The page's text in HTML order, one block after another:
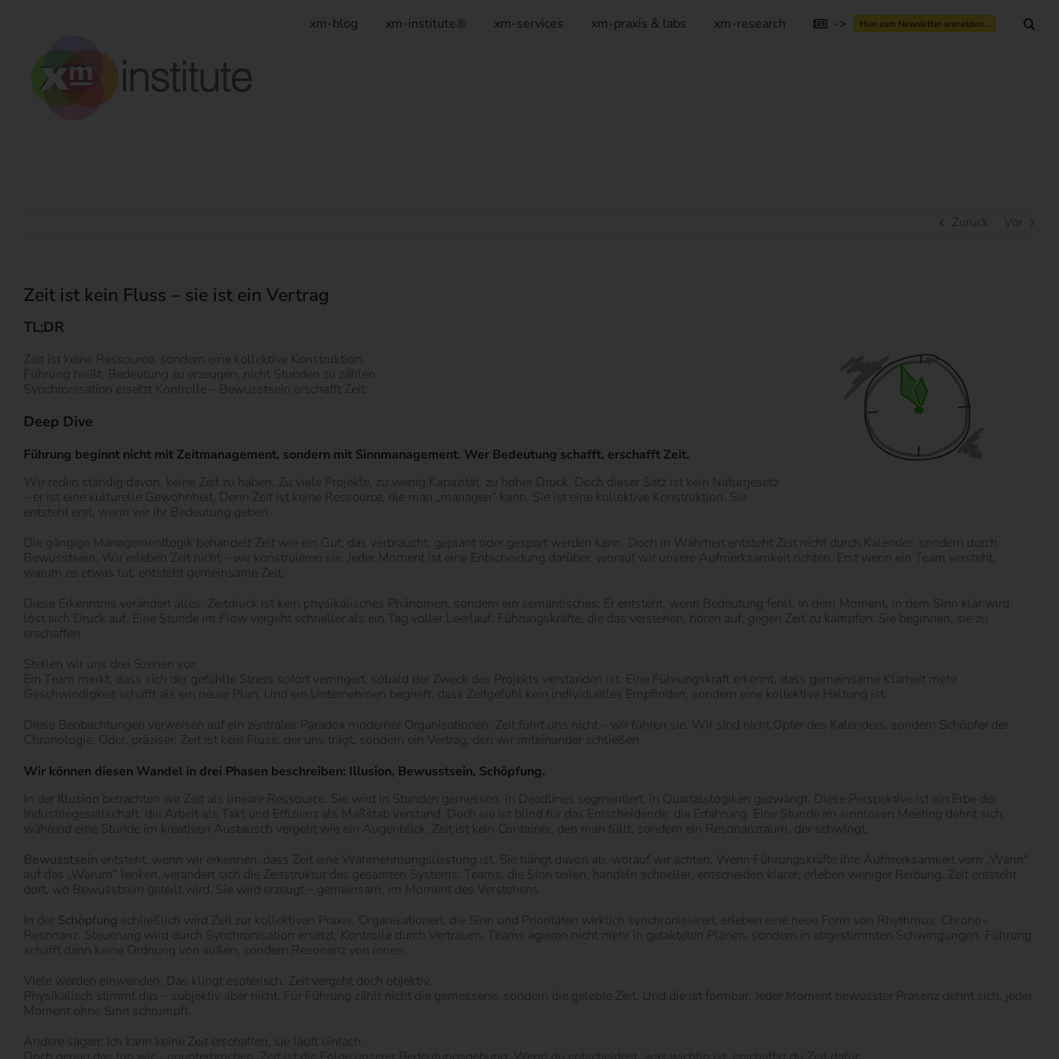
xm-blog xm-institute® xm-services xm-praxis & labs xm-research -> Hier zum Newsletter anmelden...
Zurück Vor
Zeit ist kein Fluss – sie ist ein Vertrag
TL;DR
Zeit ist keine Ressource, sondern eine kollektive Konstruktion.
Führung heißt, Bedeutung zu erzeugen, nicht Stunden zu zählen.
Synchronisation ersetzt Kontrolle – Bewusstsein erschafft Zeit.
Deep Dive
Führung beginnt nicht mit Zeitmanagement, sondern mit Sinnmanagement. Wer Bedeutung schafft, erschafft Zeit.
Wir reden ständig davon, keine Zeit zu haben. Zu viele Projekte, zu wenig Kapazität, zu hoher Druck. Doch dieser Satz ist kein Naturgesetz
– er ist eine kulturelle Gewohnheit. Denn Zeit ist keine Ressource, die man „managen“ kann. Sie ist eine kollektive Konstruktion. Sie
entsteht erst, wenn wir ihr Bedeutung geben.
Die gängige Managementlogik behandelt Zeit wie ein Gut, das verbraucht, geplant oder gespart werden kann. Doch in Wahrheit entsteht Zeit nicht durch Kalender, sondern durch
Bewusstsein. Wir erleben Zeit nicht – wir konstruieren sie. Jeder Moment ist eine Entscheidung darüber, worauf wir unsere Aufmerksamkeit richten. Erst wenn ein Team versteht,
warum es etwas tut, entsteht gemeinsame Zeit.
Diese Erkenntnis verändert alles. Zeitdruck ist kein physikalisches Phänomen, sondern ein semantisches: Er entsteht, wenn Bedeutung fehlt. In dem Moment, in dem Sinn klar wird,
löst sich Druck auf. Eine Stunde im Flow vergeht schneller als ein Tag voller Leerlauf. Führungskräfte, die das verstehen, hören auf, gegen Zeit zu kämpfen. Sie beginnen, sie zu
erschaffen.
Stellen wir uns drei Szenen vor:
Ein Team merkt, dass sich der gefühlte Stress sofort verringert, sobald der Zweck des Projekts verstanden ist. Eine Führungskraft erkennt, dass gemeinsame Klarheit mehr
Geschwindigkeit schafft als ein neuer Plan. Und ein Unternehmen begreift, dass Zeitgefühl kein individuelles Empfinden, sondern eine kollektive Haltung ist.
Diese Beobachtungen verweisen auf ein zentrales Paradox moderner Organisationen: Zeit führt uns nicht – wir führen sie. Wir sind nicht Opfer des Kalenders, sondern Schöpfer der
Chronologie. Oder, präziser: Zeit ist kein Fluss, der uns trägt, sondern ein Vertrag, den wir miteinander schließen.
Wir können diesen Wandel in drei Phasen beschreiben: Illusion, Bewusstsein, Schöpfung.
In der Illusion betrachten wir Zeit als lineare Ressource. Sie wird in Stunden gemessen, in Deadlines segmentiert, in Quartalslogiken gezwängt. Diese Perspektive ist ein Erbe der
Industriegesellschaft, die Arbeit als Takt und Effizienz als Maßstab verstand. Doch sie ist blind für das Entscheidende: die Erfahrung. Eine Stunde im sinnlosen Meeting dehnt sich,
während eine Stunde im kreativen Austausch vergeht wie ein Augenblick. Zeit ist kein Container, den man füllt, sondern ein Resonanzraum, der schwingt.
Bewusstsein entsteht, wenn wir erkennen, dass Zeit eine Wahrnehmungsleistung ist. Sie hängt davon ab, worauf wir achten. Wenn Führungskräfte ihre Aufmerksamkeit vom „Wann“
auf das „Warum“ lenken, verändert sich die Zeitstruktur des gesamten Systems. Teams, die Sinn teilen, handeln schneller, entscheiden klarer, erleben weniger Reibung. Zeit entsteht
dort, wo Bewusstsein geteilt wird. Sie wird erzeugt – gemeinsam, im Moment des Verstehens.
In der Schöpfung schließlich wird Zeit zur kollektiven Praxis. Organisationen, die Sinn und Prioritäten wirklich synchronisieren, erleben eine neue Form von Rhythmus: Chrono-
Resonanz. Steuerung wird durch Synchronisation ersetzt, Kontrolle durch Vertrauen. Teams agieren nicht mehr in getakteten Plänen, sondern in abgestimmten Schwingungen. Führung
schafft dann keine Ordnung von außen, sondern Resonanz von innen.
Viele werden einwenden: Das klingt esoterisch. Zeit vergeht doch objektiv.
Physikalisch stimmt das – subjektiv aber nicht. Für Führung zählt nicht die gemessene, sondern die gelebte Zeit. Und die ist formbar. Jeder Moment bewusster Präsenz dehnt sich, jeder
Moment ohne Sinn schrumpft.
Andere sagen: Ich kann keine Zeit erschaffen, sie läuft einfach.